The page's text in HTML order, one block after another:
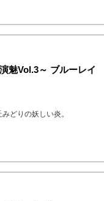
魅Vol.3～ ブルーレイ
どりの妖しい炎。